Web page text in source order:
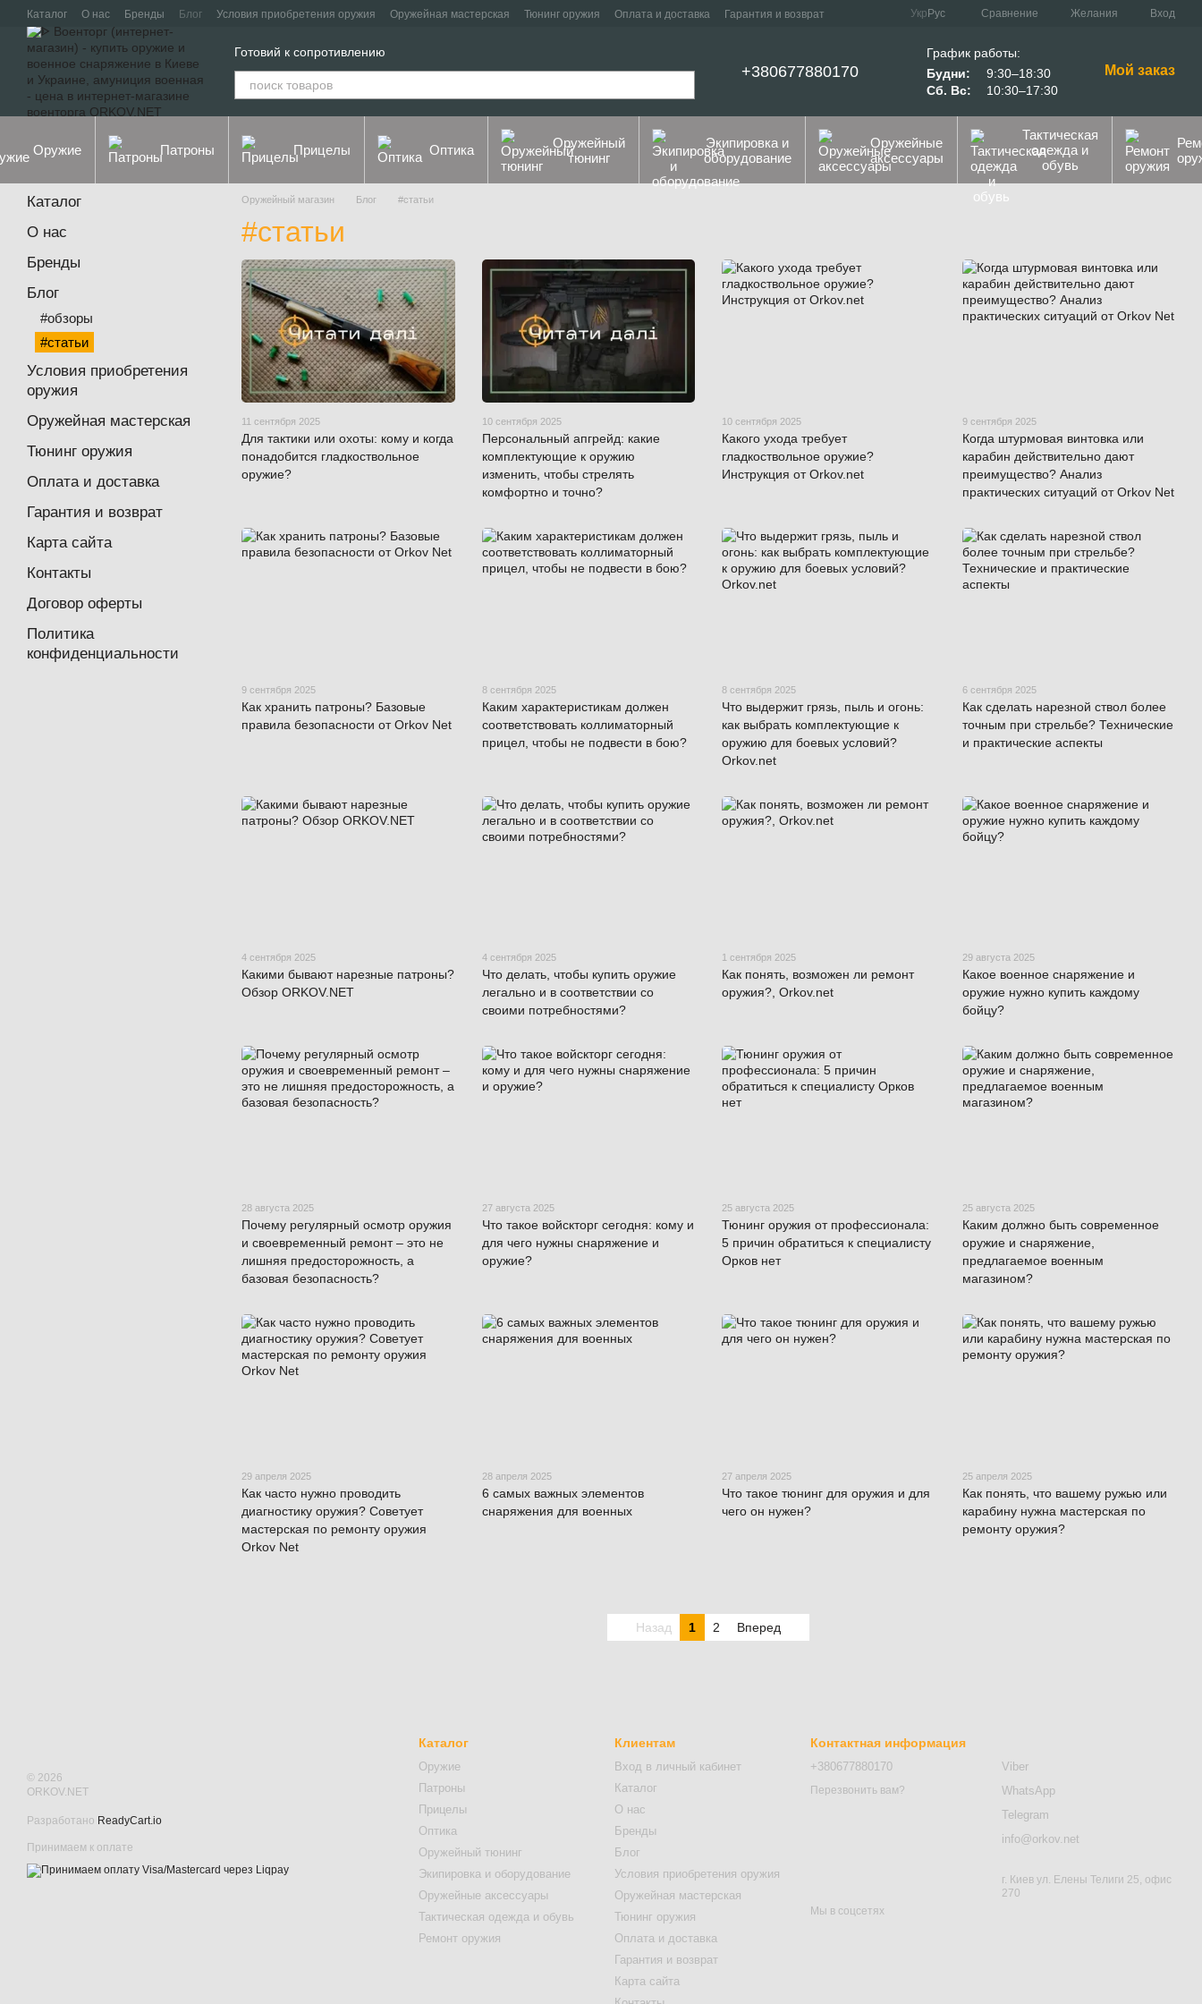
Перейти к основному контенту
Каталог О нас Бренды Блог Условия приобретения оружия Оружейная мастерская Тюнинг оружия Оплата и доставка
Гарантия и возврат
Контакты
Договор оферты
Укр Рус Сравнение Желания Вход
Готовий к сопротивлению
+380677880170
График работы:
Будни:
9:30–18:30
Сб. Вс:
10:30–17:30
Мой заказ
Оружие Патроны Прицелы Оптика
Оружейный
тюнинг
Экипировка и
оборудование
Оружейные
аксессуары
Тактическая
одежда и
обувь
Оружейный магазин Блог #статьи
#статьи
11 сентября 2025
Для тактики или охоты: кому и когда
понадобится гладкоствольное
оружие?
10 сентября 2025
Персональный апгрейд: какие
комплектующие к оружию
изменить, чтобы стрелять
комфортно и точно?
10 сентября 2025
Какого ухода требует
гладкоствольное оружие?
Инструкция от Orkov.net
9 сентября 2025
Когда штурмовая винтовка или
карабин действительно дают
преимущество? Анализ
практических ситуаций от Orkov Net
9 сентября 2025
Как хранить патроны? Базовые
правила безопасности от Orkov Net
8 сентября 2025
Каким характеристикам должен
соответствовать коллиматорный
прицел, чтобы не подвести в бою?
8 сентября 2025
Что выдержит грязь, пыль и огонь:
как выбрать комплектующие к
оружию для боевых условий?
Orkov.net
6 сентября 2025
Как сделать нарезной ствол более
точным при стрельбе? Технические
и практические аспекты
4 сентября 2025
Какими бывают нарезные патроны?
Обзор ORKOV.NET
4 сентября 2025
Что делать, чтобы купить оружие
легально и в соответствии со
своими потребностями?
1 сентября 2025
Как понять, возможен ли ремонт
оружия?, Orkov.net
29 августа 2025
Какое военное снаряжение и
оружие нужно купить каждому
бойцу?
28 августа 2025
Почему регулярный осмотр оружия
и своевременный ремонт – это не
лишняя предосторожность, а
базовая безопасность?
27 августа 2025
Что такое войскторг сегодня: кому и
для чего нужны снаряжение и
оружие?
25 августа 2025
Тюнинг оружия от профессионала:
5 причин обратиться к специалисту
Орков нет
25 августа 2025
Каким должно быть современное
оружие и снаряжение,
предлагаемое военным
магазином?
29 апреля 2025
Как часто нужно проводить
диагностику оружия? Советует
мастерская по ремонту оружия
Orkov Net
28 апреля 2025
6 самых важных элементов
снаряжения для военных
27 апреля 2025
Что такое тюнинг для оружия и для
чего он нужен?
25 апреля 2025
Как понять, что вашему ружью или
карабину нужна мастерская по
ремонту оружия?
Назад 1 2 Вперед
Каталог
О нас
Бренды
Блог
#обзоры
#статьи
Условия приобретения
оружия
Оружейная мастерская
Тюнинг оружия
Оплата и доставка
Гарантия и возврат
Карта сайта
Контакты
Договор оферты
Политика
конфиденциальности
© 2026
ORKOV.NET
Разработано ReadyCart.io
Принимаем к оплате
Каталог
Оружие
Патроны
Прицелы
Оптика
Оружейный тюнинг
Экипировка и оборудование
Оружейные аксессуары
Тактическая одежда и обувь
Ремонт оружия
Клиентам
Вход в личный кабинет
Каталог
О нас
Бренды
Блог
Условия приобретения оружия
Оружейная мастерская
Тюнинг оружия
Оплата и доставка
Гарантия и возврат
Карта сайта
Контактная информация
+380677880170
Перезвонить вам?
Viber
WhatsApp
Telegram
info@orkov.net
г. Киев ул. Елены Телиги 25, офис
270
Мы в соцсетях